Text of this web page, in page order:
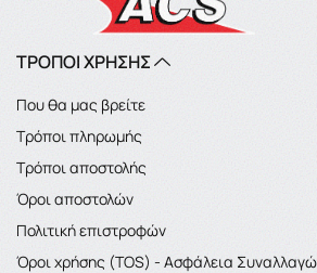
ΤΡΟΠΟΙ ΧΡΗΣΗΣ
Που θα μας βρείτε
Τρόποι πληρωμής
Τρόποι αποστολής
Όροι αποστολών
Πολιτική επιστροφών
Όροι χρήσης (TOS) - Ασφάλεια